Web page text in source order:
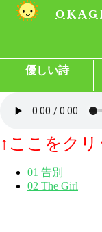
O K A G
優しい詩
↑ここをク
01 告別
02 The Girl